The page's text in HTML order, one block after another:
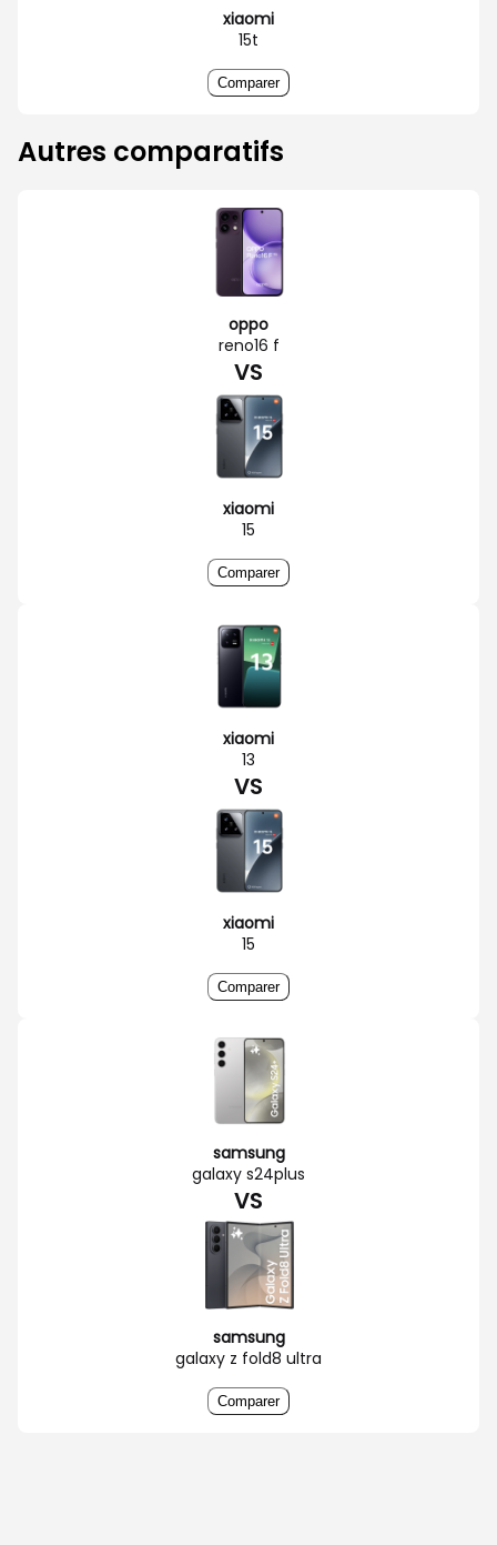
xiaomi
15t
Comparer
Autres comparatifs
oppo
reno16 f
VS
xiaomi
15
Comparer
xiaomi
13
VS
xiaomi
15
Comparer
samsung
galaxy s24plus
VS
samsung
galaxy z fold8 ultra
Comparer